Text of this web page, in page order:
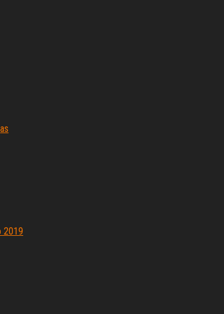
2019